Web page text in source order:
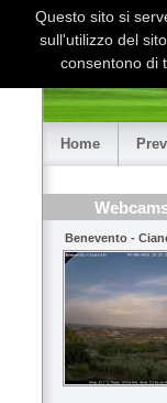
Home
Benevento -
Questo sito si
sull'utilizzo del
consentono di